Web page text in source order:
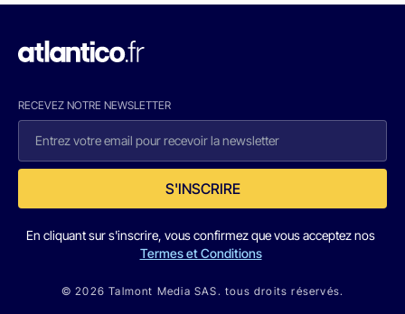
RECEVEZ NOTRE NEWSLETTER
S'INSCRIRE
En cliquant sur s'inscrire, vous confirmez que vous acceptez nos
Termes et Conditions
© 2026 Talmont Media SAS. tous droits réservés.